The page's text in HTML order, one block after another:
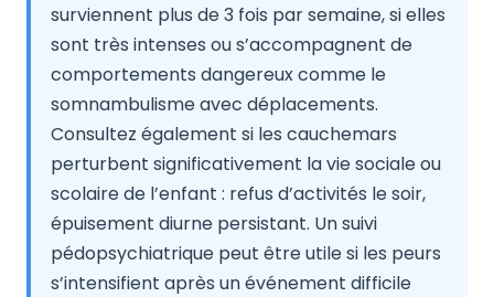
surviennent plus de 3 fois par semaine, si elles
sont très intenses ou s’accompagnent de
comportements dangereux comme le
somnambulisme avec déplacements.
Consultez également si les cauchemars
perturbent significativement la vie sociale ou
scolaire de l’enfant : refus d’activités le soir,
épuisement diurne persistant. Un suivi
pédopsychiatrique peut être utile si les peurs
s’intensifient après un événement difficile